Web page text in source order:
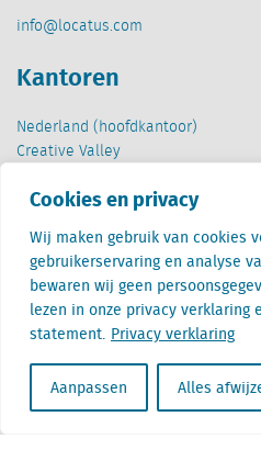
Cookies en privacy
Wij maken gebruik van cookies
gebruikerservaring en analyse
bewaren wij geen
lezen in onze privacy verklaring
statement. Privacy verklaring
Aanpassen Alles
info@locatus.com
Kantoren
Nederland (hoofdkantoor)
Creative Valley
3511 ED Utrecht
België
Cantersteen 47
1000 Brussel